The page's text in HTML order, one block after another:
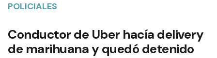
POLICIALES
Conductor de Uber hacía delivery
de marihuana y quedó detenido